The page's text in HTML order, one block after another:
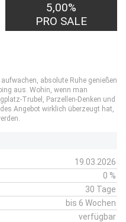
5,00%
PRO SALE
absolute Ruhe genießen
aus. Wohin, wenn man
Trubel, Parzellen-Denken und
Angebot wirklich überzeugt hat,
19.03.2026
0 %
30 Tage
bis 6 Wochen
verfügbar